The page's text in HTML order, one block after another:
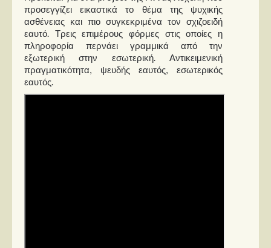
Video News
Καλλιτέχνες
Μουσικοί
Διάφοροι
προσεγγίζει εικαστικά το θέμα της ψυχικής
ασθένειας και πιο συγκεκριμένα τον σχιζοειδή
εαυτό. Τρεις επιμέρους φόρμες στις οποίες η
πληροφορία περνάει γραμμικά από την
εξωτερική στην εσωτερική. Αντικειμενική
πραγματικότητα, ψευδής εαυτός, εσωτερικός
εαυτός.